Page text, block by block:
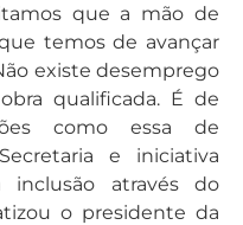
que a mão de
temos de avançar
existe desemprego
qualificada. É de
como essa de
e iniciativa
inclusão através do
o presidente da